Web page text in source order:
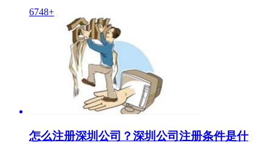
6748+
怎么注册深圳公司？深圳公司注册条件是什